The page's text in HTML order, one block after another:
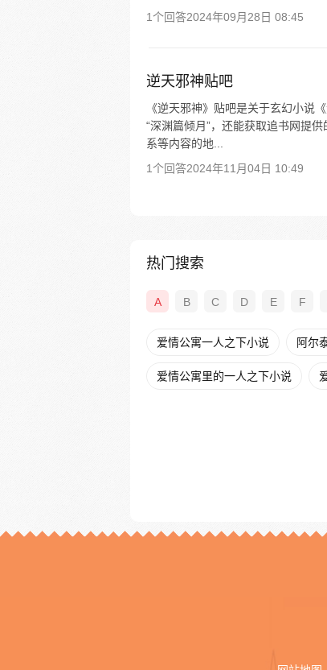
1个回答2024年09月28日 08:45
逆天邪神贴吧
《逆天邪神》贴吧是关于玄幻小说
“深渊篇倾月”，还能获取追书网提
系等内容的地...
1个回答2024年11月04日 10:49
热门搜索
A B C D E F
爱情公寓一人之下小说 阿尔
爱情公寓里的一人之下小说